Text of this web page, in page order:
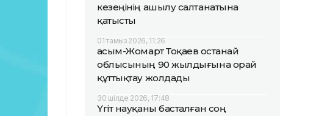
кезеңінің ашылу салтанатына
қатысты
01 тамыз 2026, 11:26
Қасым-Жомарт Тоқаев Қостанай
облысының 90 жылдығына орай
құттықтау жолдады
30 шілде 2026, 17:48
Үгіт науқаны басталған соң